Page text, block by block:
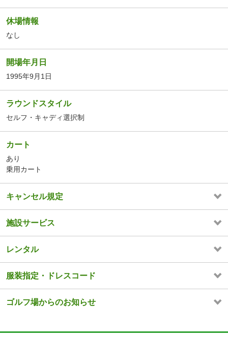
休場情報
なし
開場年月日
1995年9月1日
ラウンドスタイル
セルフ・キャディ選択制
カート
あり
乗用カート
キャンセル規定
施設サービス
レンタル
服装指定・ドレスコード
ゴルフ場からのお知らせ